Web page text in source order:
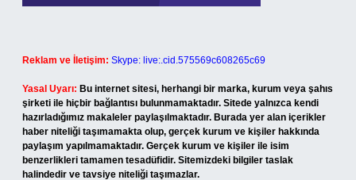
Reklam ve İletişim: Skype: live:.cid.575569c608265c69
Yasal Uyarı: Bu internet sitesi, herhangi bir marka, kurum veya şahıs
şirketi ile hiçbir bağlantısı bulunmamaktadır. Sitede yalnızca kendi
hazırladığımız makaleler paylaşılmaktadır. Burada yer alan içerikler
haber niteliği taşımamakta olup, gerçek kurum ve kişiler hakkında
paylaşım yapılmamaktadır. Gerçek kurum ve kişiler ile isim
benzerlikleri tamamen tesadüfidir. Sitemizdeki bilgiler taslak
halindedir ve tavsiye niteliği taşımazlar.